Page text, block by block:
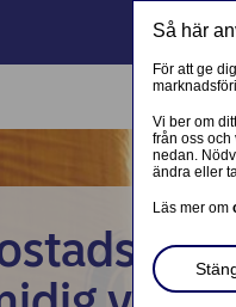
Så här
För att ge
Vi ber om
från oss
nedan.
ändra eller
Läs mer om